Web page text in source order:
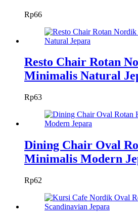
Rp66
Resto Chair Rotan
Minimalis Natural
Rp63
Dining Chair Oval
Minimalis Modern
Rp62